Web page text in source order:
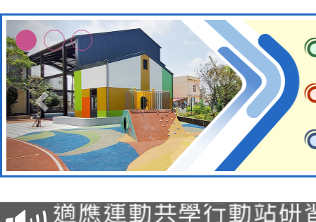
本校115學年度第2次
招甄選結果公告(無人
適應運動共學行動站研